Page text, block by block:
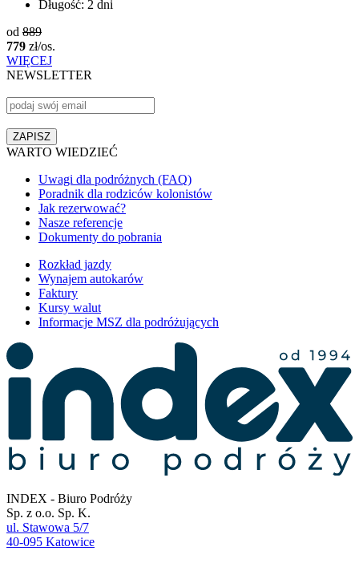
Długość: 2 dni
od 889
779 zł/os.
WIĘCEJ
NEWSLETTER
WARTO WIEDZIEĆ
Uwagi dla podróżnych (FAQ)
Poradnik dla rodziców kolonistów
Jak rezerwować?
Nasze referencje
Dokumenty do pobrania
Rozkład jazdy
Wynajem autokarów
Faktury
Kursy walut
Informacje MSZ dla podróżujących
INDEX - Biuro Podróży
Sp. z o.o. Sp. K.
ul. Stawowa 5/7
40-095 Katowice